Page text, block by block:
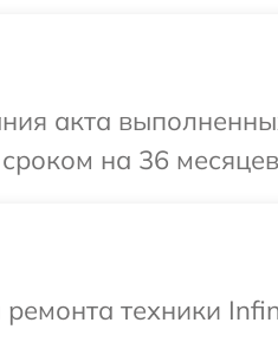
акта
на 36
техники